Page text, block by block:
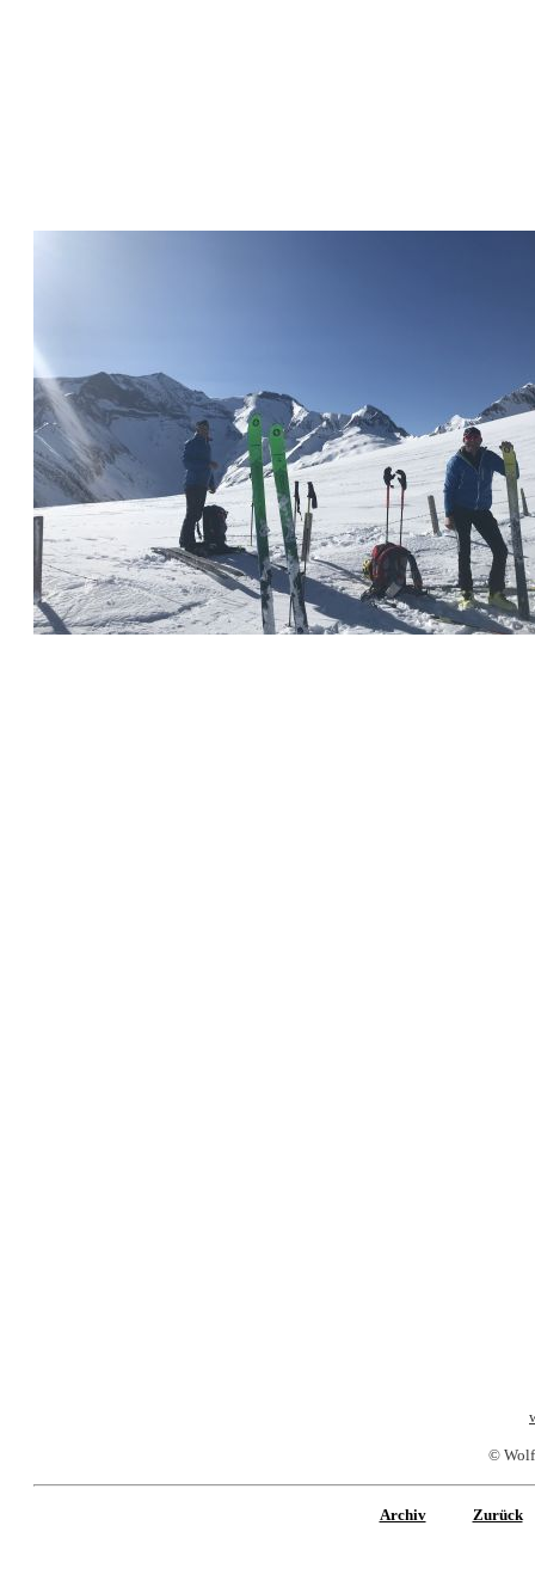
©
Archiv Zurück